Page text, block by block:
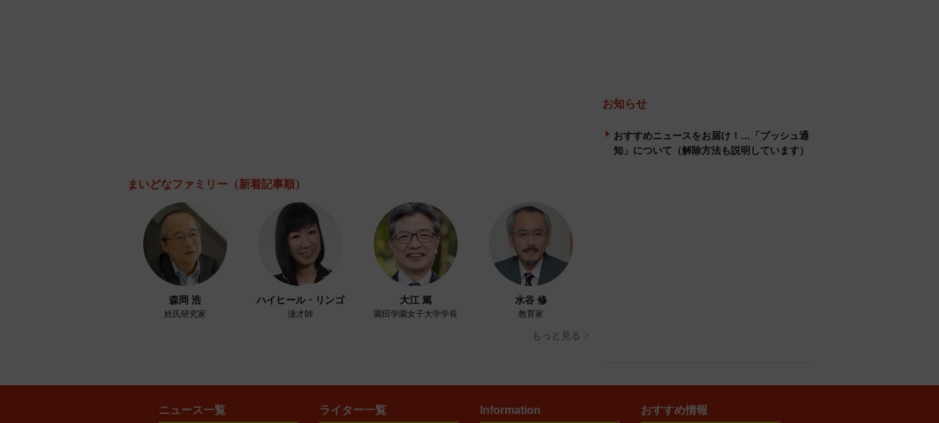
まいどなファミリー （新着記事順）
森岡 浩
姓氏研究家
ハイヒール・リンゴ
漫才師
大江 篤
園田学園女子大学学長
水谷 修
教育家
もっと見る
お知らせ
おすすめニュースをお届け！…「プッシュ通
知」について（解除方法も説明しています）
ニュース一覧 ライター一覧 Information おすすめ情報